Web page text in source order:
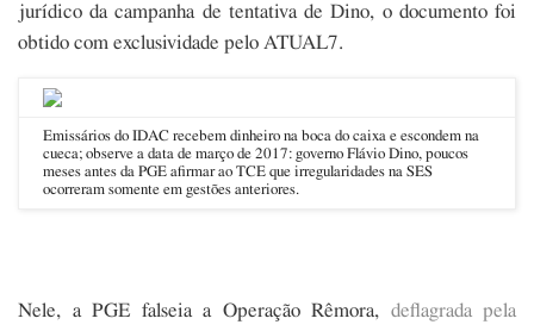
jurídico da campanha de tentativa de Dino, o documento foi
obtido com exclusividade pelo ATUAL7.
Emissários do IDAC recebem dinheiro na boca do caixa e escondem na
cueca; observe a data de março de 2017: governo Flávio Dino, poucos
meses antes da PGE afirmar ao TCE que irregularidades na SES
ocorreram somente em gestões anteriores.
Nele, a PGE falseia a Operação Rêmora, deflagrada pela